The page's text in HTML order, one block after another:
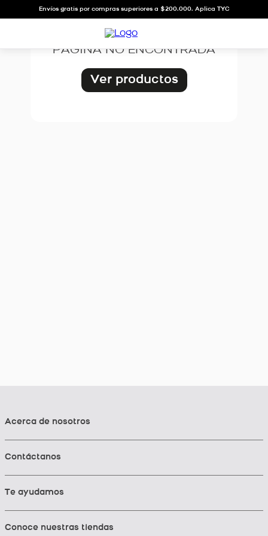
Envíos gratis por compras superiores a $200.000. Aplica TYC
OOPS!
PÁGINA NO ENCONTRADA
Ver productos
Acerca de nosotros
Contáctanos
Te ayudamos
Conoce nuestras tiendas